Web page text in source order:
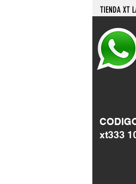
TIENDA XT
xt333